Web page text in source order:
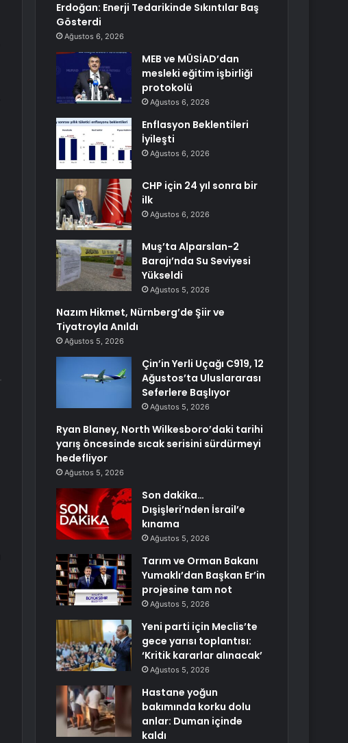
Erdoğan: Enerji Tedarikinde Sıkıntılar Baş
Gösterdi
Ağustos 6, 2026
MEB ve MÜSİAD’dan
mesleki eğitim işbirliği
protokolü
Ağustos 6, 2026
Enflasyon Beklentileri
İyileşti
Ağustos 6, 2026
CHP için 24 yıl sonra bir
ilk
Ağustos 6, 2026
Muş’ta Alparslan-2
Barajı’nda Su Seviyesi
Yükseldi
Ağustos 5, 2026
Nazım Hikmet, Nürnberg’de Şiir ve
Tiyatroyla Anıldı
Ağustos 5, 2026
Çin’in Yerli Uçağı C919, 12
Ağustos’ta Uluslararası
Seferlere Başlıyor
Ağustos 5, 2026
Ryan Blaney, North Wilkesboro’daki tarihi
yarış öncesinde sıcak serisini sürdürmeyi
hedefliyor
Ağustos 5, 2026
Son dakika…
Dışişleri’nden İsrail’e
kınama
Ağustos 5, 2026
Tarım ve Orman Bakanı
Yumaklı’dan Başkan Er’in
projesine tam not
Ağustos 5, 2026
Yeni parti için Meclis’te
gece yarısı toplantısı:
‘Kritik kararlar alınacak’
Ağustos 5, 2026
Hastane yoğun
bakımında korku dolu
anlar: Duman içinde
kaldı